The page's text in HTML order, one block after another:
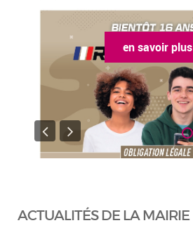
en savoir plus
ACTUALITÉS DE LA MAIRIE